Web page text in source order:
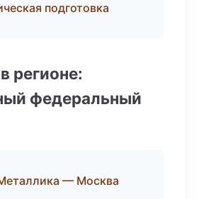
подготовка
регионе:
федеральный
— Москва